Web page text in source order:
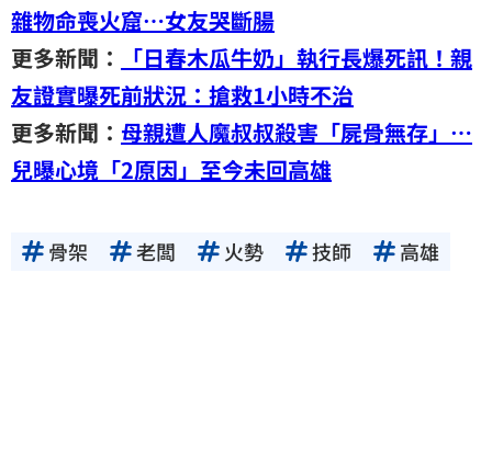
雜物命喪火窟…女友哭斷腸
更多新聞：
「日春木瓜牛奶」執行長爆死訊！親
友證實曝死前狀況：搶救1小時不治
更多新聞： 母親遭人魔叔叔殺害「屍骨無存」…
兒曝心境「2原因」至今未回高雄
骨架 老闆 火勢 技師 高雄